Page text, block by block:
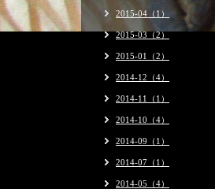
2015-04（1）
2015-03（2）
2015-01（2）
2014-12（4）
2014-11（1）
2014-10（4）
2014-09（1）
2014-07（1）
2014-05（4）